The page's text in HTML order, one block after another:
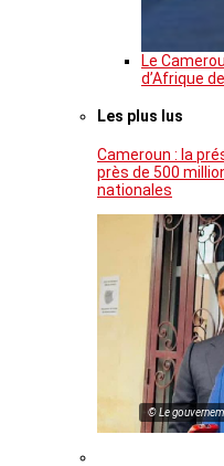
Le
d’Afrique
Les plus lus
Cameroun : la
près de 500
nationales
© Le